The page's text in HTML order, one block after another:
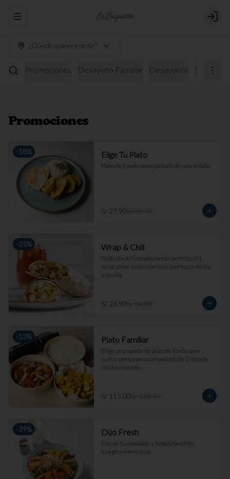
Abrir menu de navegación Login
¿Dónde quieres pedir?
Promociones Desayuno Familiar Desayunos
Promociones
-18% Elige Tu Plato
Plato de Fondo acompañado de una bebida
S/ 27.90S/ 33.90
-25% Wrap & Chill
Disfruta del complemento perfecto, 01
wrap sabor a elección más iced tea o chicha
morada.
S/ 26.90S/ 36.00
-13% Plato Familiar
Elige una opción de plato de fondo para
cuatro personas acompañado de 1 litro de
chicha morada.
S/ 115.00S/ 131.60
-39% Dúo Fresh
Escoge tu ensalada y bebida favorita.
Imagen referencial.